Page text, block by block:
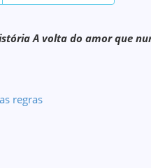
A volta do amor que
regras